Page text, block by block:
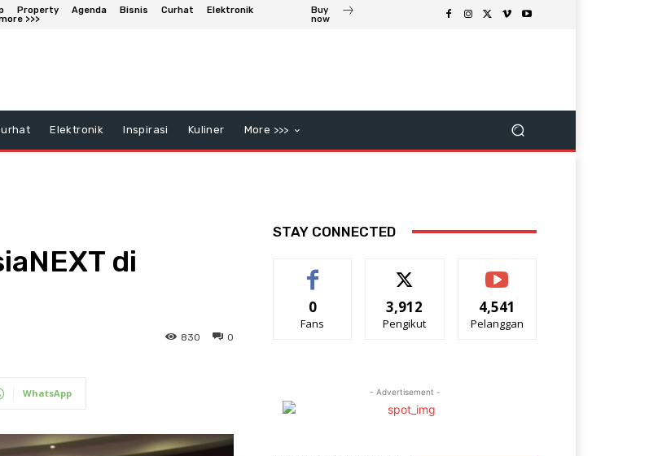
Property Agenda Bisnis Curhat
Elektronik
>>>
Buy
now
Elektronik Inspirasi Kuliner More >>>
di
0
830
WhatsApp
STAY CONNECTED
0
Fans
3,912
Pengikut
4,541
Pelanggan
- Advertisement -